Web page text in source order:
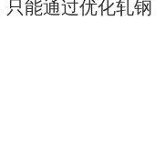
能通过优化轧钢